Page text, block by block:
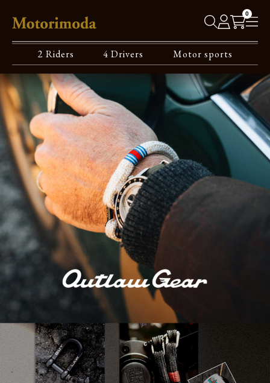
0
2 Riders 4 Drivers Motor sports
harmonization of the
MOTOR
＋
MODE